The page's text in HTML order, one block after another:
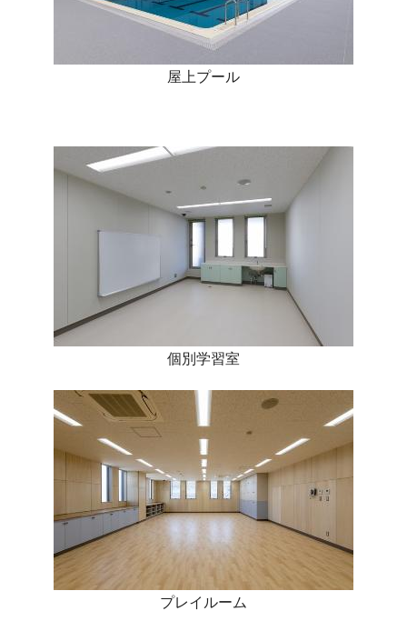
屋上プール
個別学習室
プレイルーム